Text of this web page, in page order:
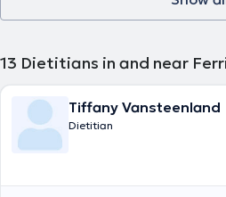
13 Dietitians in and near
Tiffany Vansteenland
Dietitian